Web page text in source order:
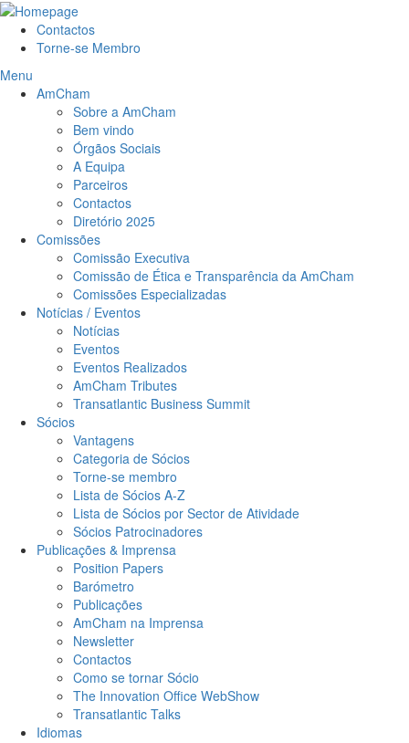
Contactos
Torne-se Membro
Menu
AmCham
Sobre a AmCham
Bem vindo
Órgãos Sociais
A Equipa
Parceiros
Contactos
Diretório 2025
Comissões
Comissão Executiva
Comissão de Ética e Transparência da AmCham
Comissões Especializadas
Notícias / Eventos
Notícias
Eventos
Eventos Realizados
AmCham Tributes
Transatlantic Business Summit
Sócios
Vantagens
Categoria de Sócios
Torne-se membro
Lista de Sócios A-Z
Lista de Sócios por Sector de Atividade
Sócios Patrocinadores
Publicações & Imprensa
Position Papers
Barómetro
Publicações
AmCham na Imprensa
Newsletter
Contactos
Como se tornar Sócio
The Innovation Office WebShow
Transatlantic Talks
Idiomas